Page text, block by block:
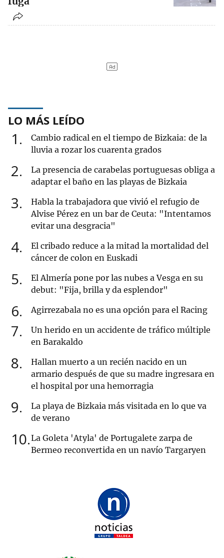
LO MÁS LEÍDO
1
Cambio radical en el tiempo de Bizkaia: de la
lluvia a rozar los cuarenta grados
2
La presencia de carabelas portuguesas obliga a
adaptar el baño en las playas de Bizkaia
3
Habla la trabajadora que vivió el refugio de
Alvise Pérez en un bar de Ceuta: "Intentamos
evitar una desgracia"
4
El cribado reduce a la mitad la mortalidad del
cáncer de colon en Euskadi
5
El Almería pone por las nubes a Vesga en su
debut: "Fija, brilla y da esplendor"
6 Agirrezabala no es una opción para el Racing
7
Un herido en un accidente de tráfico múltiple
en Barakaldo
8
Hallan muerto a un recién nacido en un
armario después de que su madre ingresara en
el hospital por una hemorragia
9
La playa de Bizkaia más visitada en lo que va
de verano
10 La Goleta 'Atyla' de Portugalete zarpa de
Bermeo reconvertida en un navío Targaryen